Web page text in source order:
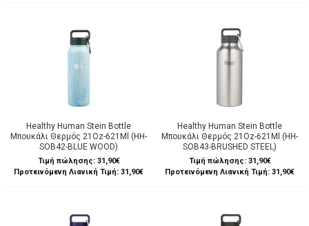
Healthy Human Stein Bottle
Μπουκάλι Θερμός 21Oz-621Ml (HH-
SOB42-BLUE WOOD)
Τιμή πώλησης: 31,90€
Προτεινόμενη Λιανική Τιμή: 31,90€
Healthy Human Stein Bottle
Μπουκάλι Θερμός 21Oz-621Ml (HH-
SOB43-BRUSHED STEEL)
Τιμή πώλησης: 31,90€
Προτεινόμενη Λιανική Τιμή: 31,90€